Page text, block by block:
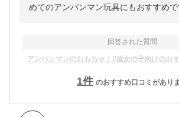
めてのアンパンマン玩具にもおすすめで
回答された質問
アンパンマンのおもちゃ｜2歳女の子向けのお
1件 のおすすめ口コミがあり